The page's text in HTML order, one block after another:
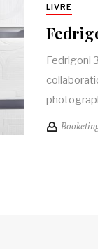
LIVRE
Fedrigoni